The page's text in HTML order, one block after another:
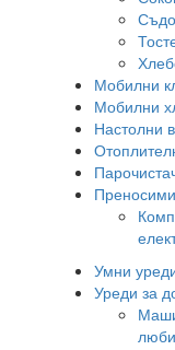
Мобилни
Мобилни
Настолни
Умни
Уреди за